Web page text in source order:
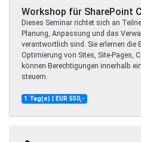
Workshop für SharePoint
Dieses Seminar richtet sich an
Planung, Anpassung und das
verantwortlich sind. Sie erlernen die
Optimierung von Sites, Site-Pages,
können Berechtigungen innerhalb
steuern.
1 Tag(e) | EUR 550,-